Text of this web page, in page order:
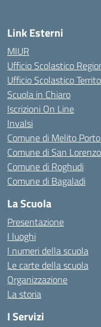
Link Esterni
MIUR
Ufficio Scolastico
Ufficio Scolastico
Scuola in Chiaro
Iscrizioni On Line
Invalsi
Comune di Melito
Comune di San Lorenzo
Comune di Roghudi
Comune di Bagaladi
La Scuola
Presentazione
I luoghi
I numeri della scuola
Le carte della scuola
Organizzazione
La storia
I Servizi